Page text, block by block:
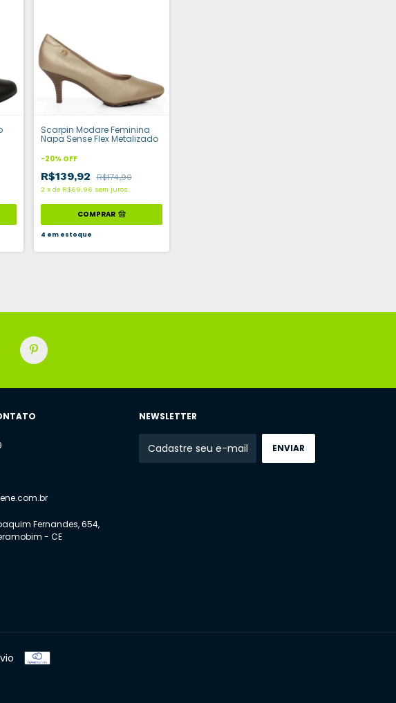
Scarpin Modare Feminina
Napa Sense Flex Metalizado
-20% OFF
R$139,92 R$174,90
2 x de R$69,96 sem juros
COMPRAR
4 em estoque
Fernandes, 654,
- CE
NEWSLETTER